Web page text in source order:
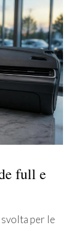
full e
per le